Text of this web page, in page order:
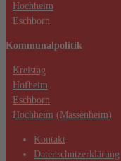
Hochheim
Eschborn
Kommunalpolitik
Kreistag
Hofheim
Eschborn
Hochheim (Massenheim)
Kontakt
Datenschutzerklärung